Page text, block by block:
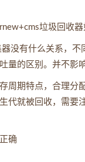
垃圾回收器
器没有什么关系，不
量的区别。并不影
周期特点，合理分
代就被回收，需要
确